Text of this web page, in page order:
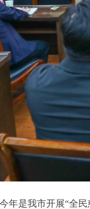
年是我市开展“全